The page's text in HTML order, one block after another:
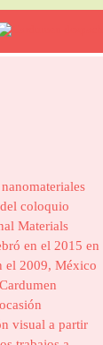
coloquio
Materials
en el 2015 en
el 2009, México
visual a partir